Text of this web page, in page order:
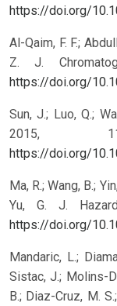
https://doi.org/
Al-Qaim, F. F.;
Z. J.
https://doi.org/
Sun, J.; Luo, Q.;
2015,
https://doi.org/
Ma, R.; Wang, B.;
Yu, G. J.
https://doi.org/
Mandaric, L.;
Sistac, J.; Molins-
B.; Diaz-Cruz, M.